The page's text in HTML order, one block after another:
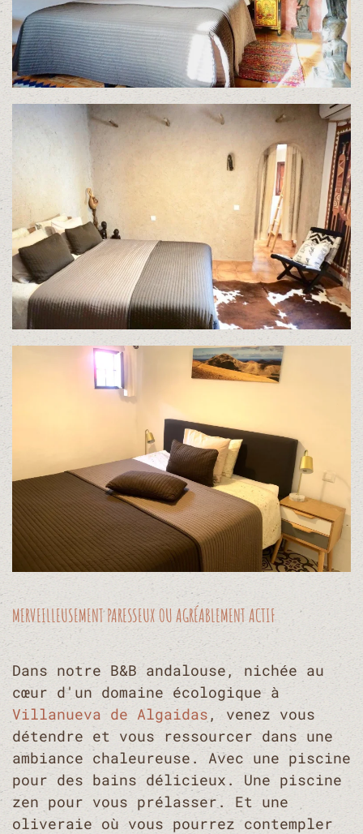
MERVEILLEUSEMENT PARESSEUX OU AGRÉABLEMENT ACTIF
Dans notre B&B andalouse, nichée au
cœur d'un domaine écologique à
Villanueva de Algaidas, venez vous
détendre et vous ressourcer dans une
ambiance chaleureuse. Avec une piscine
pour des bains délicieux. Une piscine
zen pour vous prélasser. Et une
oliveraie où vous pourrez contempler